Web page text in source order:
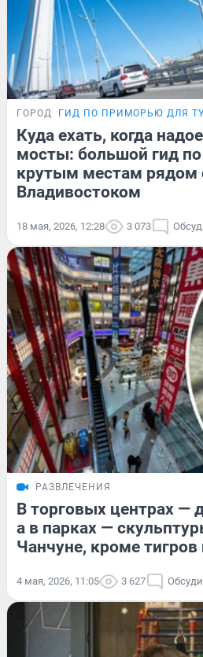
ГОРОД ГИД ПО ПРИМОРЬЮ ДЛЯ
Куда ехать, когда
мосты: большой гид
крутым местам рядом
Владивостоком
18 мая, 2026, 12:28 3 073
РАЗВЛЕЧЕНИЯ
В торговых центрах —
а в парках —
Чанчуне, кроме тигров
4 мая, 2026, 11:05 3 627